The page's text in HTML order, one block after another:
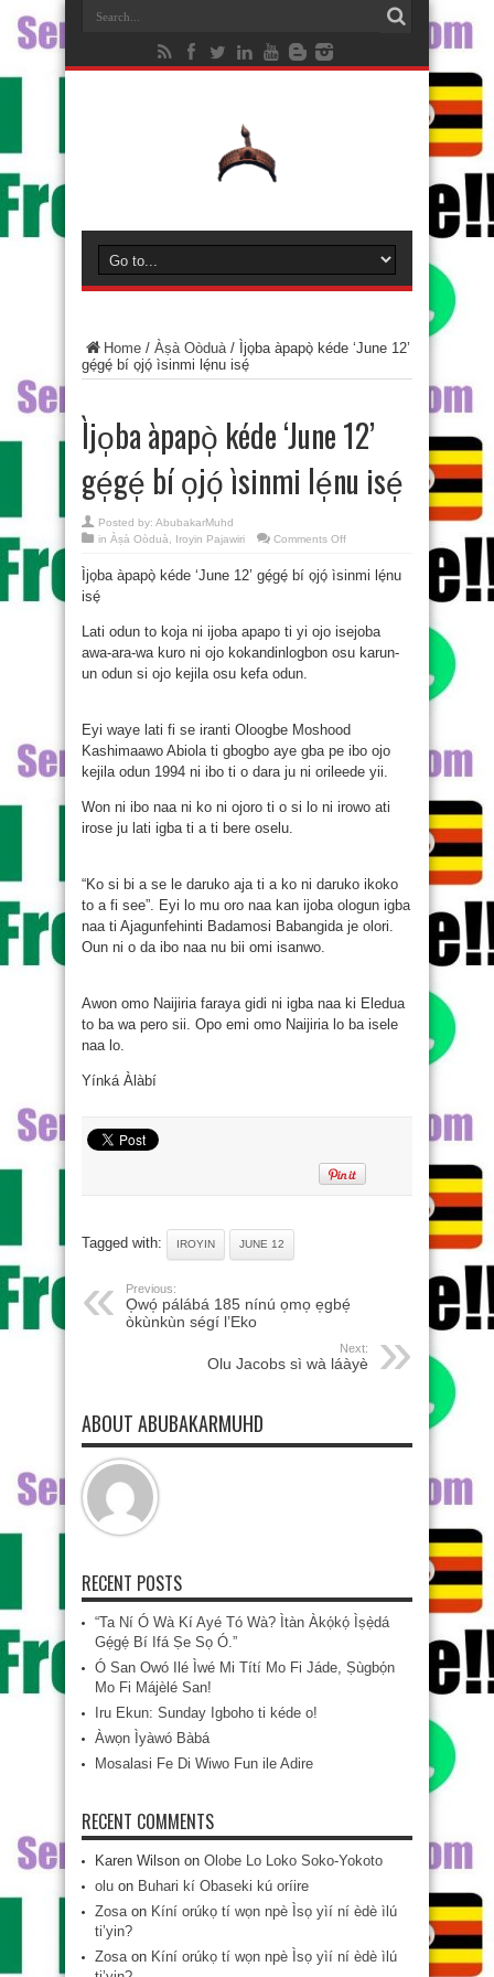
Home / Àṣà Oòduà/ Ìjo̩ba àpapò̩ kéde ‘June 12’
gé̩gé̩ bí o̩jó̩ ìsinmi lé̩nu isé̩
Ìjo̩ba àpapò̩ kéde ‘June 12’
gé̩gé̩ bí o̩jó̩ ìsinmi lé̩nu isé̩
Posted by: AbubakarMuhd
in Àṣà Oòduà Iroyin Pajawiri Comments Offon
kéde
o̩jó̩
ìsinmi
lé̩nu
Ìjo̩ba àpapò̩ kéde ‘June 12’ gé̩gé̩ bí o̩jó̩ ìsinmi lé̩nu
isé̩
Lati odun to koja ni ijoba apapo ti yi ojo isejoba
awa-ara-wa kuro ni ojo kokandinlogbon osu karun-
un odun si ojo kejila osu kefa odun.
Eyi waye lati fi se iranti Oloogbe Moshood
Kashimaawo Abiola ti gbogbo aye gba pe ibo ojo
kejila odun 1994 ni ibo ti o dara ju ni orileede yii.
Won ni ibo naa ni ko ni ojoro ti o si lo ni irowo ati
irose ju lati igba ti a ti bere oselu.
“Ko si bi a se le daruko aja ti a ko ni daruko ikoko
to a fi see”. Eyi lo mu oro naa kan ijoba ologun igba
naa ti Ajagunfehinti Badamosi Babangida je olori.
Oun ni o da ibo naa nu bii omi isanwo.
Awon omo Naijiria faraya gidi ni igba naa ki Eledua
to ba wa pero sii. Opo emi omo Naijiria lo ba isele
naa lo.
Yínká Àlàbí
Tagged with: IROYIN JUNE 12
Previous:
O̩wó̩ pálábá 185 nínú o̩mo̩ e̩gbé̩
òkùnkùn ségí l’Eko
Next:
Olu Jacobs sì wà láàyè
ABOUT ABUBAKARMUHD
RECENT POSTS
“Ta Ní Ó Wà Kí Ayé Tó Wà? Ìtàn Àkọ́kọ́ Ìṣẹ̀dá
Gẹ́gẹ́ Bí Ifá Ṣe Sọ Ó.”
Ó San Owó Ilé Ìwé Mi Títí Mo Fi Jáde, Ṣùgbọ́n
Mo Fi Májèlé San!
Iru Ekun: Sunday Igboho ti kéde o!
Àwọn Ìyàwó Bàbá
Mosalasi Fe Di Wiwo Fun ile Adire
RECENT COMMENTS
Karen Wilson on Olobe Lo Loko Soko-Yokoto
olu on Buhari kí Obaseki kú oríire
Zosaon Kíní orúkọ tí wọn npè Ìsọ yìí ní èdè ìlú
ti’yin?
Zosaon Kíní orúkọ tí wọn npè Ìsọ yìí ní èdè ìlú